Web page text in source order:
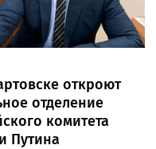
откроют
отделение
комитета
Путина